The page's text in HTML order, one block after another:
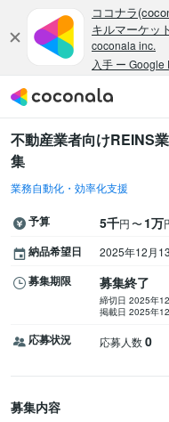
不動産業者向けREINS
集
業務自動化・効率化支援
予算 5千円〜1万
納品希望日 2025年12月
募集期限 募集終了
締切日 2025年
掲載日 2025年
応募状況 応募人数0
募集内容